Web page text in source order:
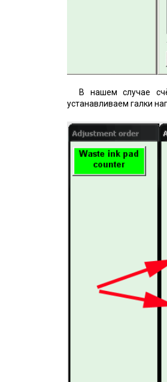
В нашем случае
устанавливаем галки